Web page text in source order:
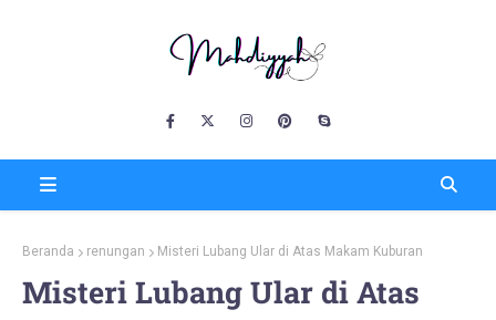
Beranda renungan Misteri Lubang Ular di Atas Makam Kuburan
Misteri Lubang Ular di Atas